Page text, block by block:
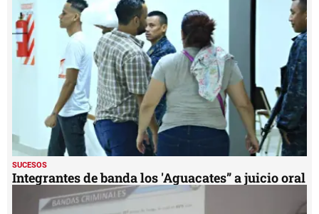
SUCESOS
Integrantes de banda los 'Aguacates” a juicio oral